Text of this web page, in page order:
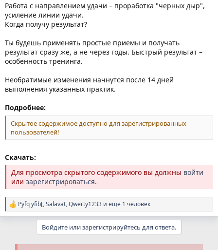
Работа с направлением удачи – проработка "черных дыр",
усиление линии удачи.
Когда получу результат?
Ты будешь применять простые приемы и получать
результат сразу же, а не через годы. Быстрый результат –
особенность тренинга.
Необратимые изменения начнутся после 14 дней
выполнения указанных практик.
Подробнее:
Скрытое содержимое доступно для зарегистрированных
пользователей!
Скачать:
Для просмотра скрытого содержимого вы должны войти
или зарегистрироваться.
Р
е
Pyfq yfib[,Salavat,Qwerty1233 и ещё 1 человек
Войдите или зарегистрируйтесь для ответа.